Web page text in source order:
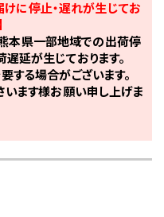
に停止・遅れが生じてお
本県一部地域での出荷停
延が生じております。
する場合がございます。
います様お願い申し上げま